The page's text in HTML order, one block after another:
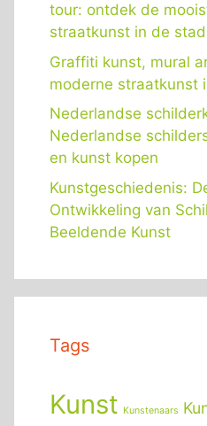
tour: ontdek de
straatkunst in de stad
Graffiti kunst, mural
moderne straatkunst
Nederlandse
Nederlandse
en kunst kopen
Kunstgeschiedenis:
Ontwikkeling van
Beeldende Kunst
Tags
Kunst Kunstenaars